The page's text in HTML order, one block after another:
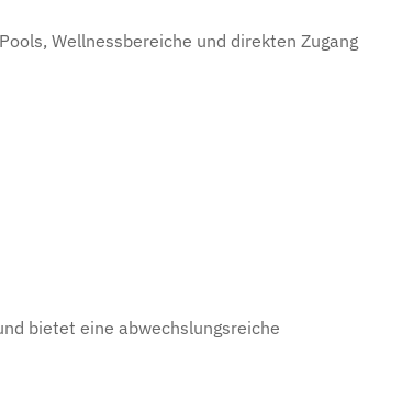
Wellnessbereiche und direkten Zugang
bietet eine abwechslungsreiche